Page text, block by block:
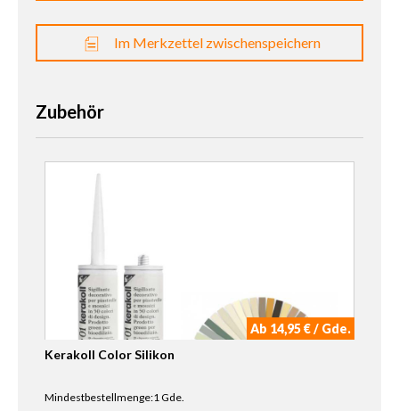
Im Merkzettel zwischenspeichern
Zubehör
Ab 14,95 € / Gde.
Kerakoll Color Silikon
Mindestbestellmenge:1 Gde.